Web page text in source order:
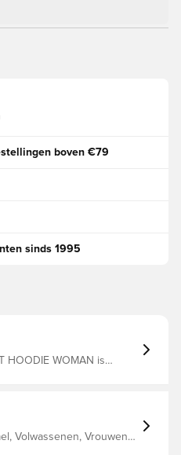
boven €79
sinds 1995
HOODIE WOMAN is
deze hoodie zeer
en ook sneldrogend.
verstelbaar trekkoord in
Volwassenen, Vrouwen,